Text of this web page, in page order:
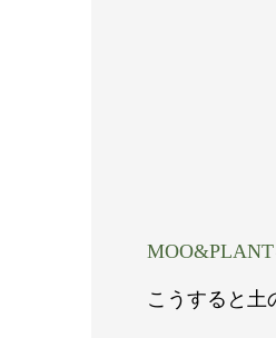
MOO&PLANT
こうすると土